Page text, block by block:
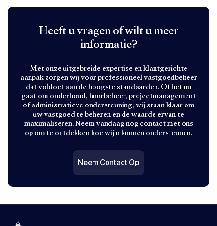
Heeft u vragen of wilt u meer
informatie?
Met onze uitgebreide expertise en klantgerichte
aanpak zorgen wij voor professioneel vastgoedbeheer
dat voldoet aan de hoogste standaarden. Of het nu
gaat om onderhoud, huurbeheer, projectmanagement
of administratieve ondersteuning, wij staan klaar om
uw vastgoed te beheren en de waarde ervan te
maximaliseren. Neem vandaag nog contact met ons
op om te ontdekken hoe wij u kunnen ondersteunen.
Neem Contact Op